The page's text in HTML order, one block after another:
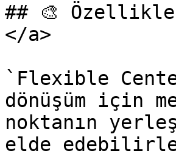
## 🎨
</a>
`Flexible
dönüşüm için
noktanın
elde